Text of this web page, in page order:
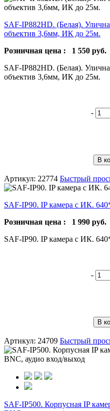
SAF-IP882HD. (Белая).
объектив 3,6мм, ИК до 25м.
Розничная цена : 1 550 руб.
SAF-IP882HD. (Белая).
объектив 3,6мм, ИК до 25м.
-
В
Артикул: 22774 Быстрый
SAF-IP90. IP камера с ИК.
Розничная цена : 1 990 руб.
SAF-IP90. IP камера с ИК.
-
В
Артикул: 24709 Быстрый
SAF-IP500. Корпусная IP